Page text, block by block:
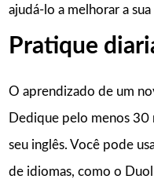
ajudá-lo a melhorar a
Pratique
O aprendizado de um
Dedique pelo menos 30
seu inglês. Você pode
de idiomas, como o